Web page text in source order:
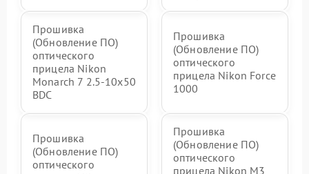
Прошивка
(Обновление ПО)
оптического
прицела Nikon
Monarch 7 2.5-10x50
BDC
Прошивка
(Обновление ПО)
оптического
прицела Nikon Force
1000
Прошивка
(Обновление ПО)
оптического
Прошивка
(Обновление ПО)
оптического
прицела Nikon M3